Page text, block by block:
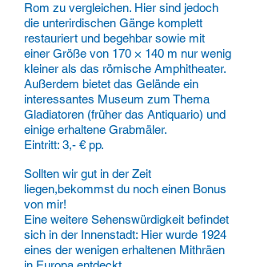
Rom zu vergleichen. Hier sind jedoch
die unterirdischen Gänge komplett
restauriert und begehbar sowie mit
einer Größe von 170 × 140 m nur wenig
kleiner als das römische Amphitheater.
Außerdem bietet das Gelände ein
interessantes Museum zum Thema
Gladiatoren (früher das Antiquario) und
einige erhaltene Grabmäler.
Eintritt: 3,- € pp.
Sollten wir gut in der Zeit
liegen,bekommst du noch einen Bonus
von mir!
Eine weitere Sehenswürdigkeit befindet
sich in der Innenstadt: Hier wurde 1924
eines der wenigen erhaltenen Mithräen